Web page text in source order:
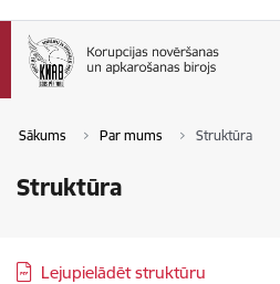
Sākums Par mums Struktūra
Struktūra
Lejupielādēt struktūru